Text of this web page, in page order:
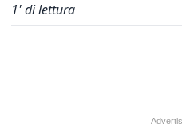
1' di lettura